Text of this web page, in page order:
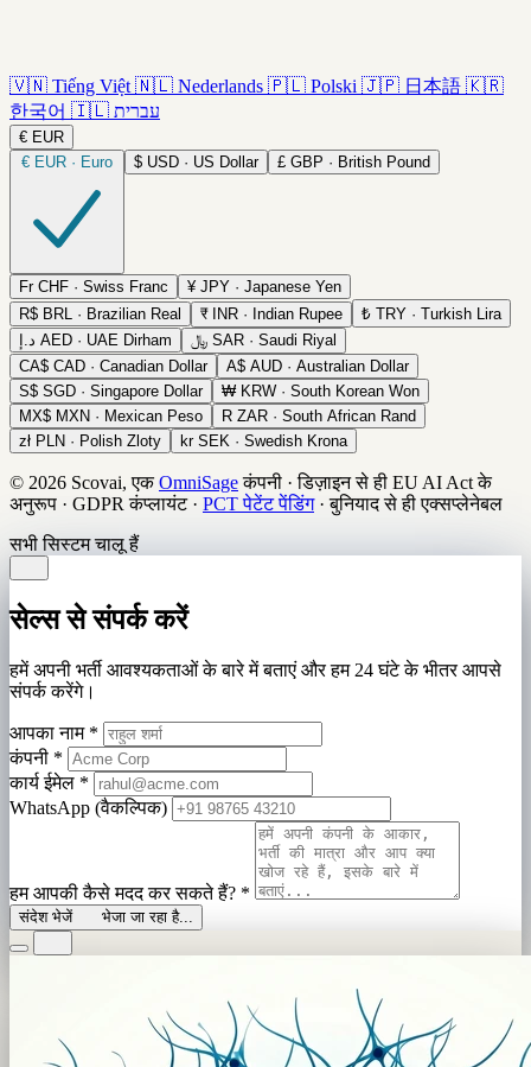
🇻🇳 Tiếng Việt 🇳🇱 Nederlands 🇵🇱 Polski 🇯🇵 日本語 🇰🇷
한국어 🇮🇱 עברית
€ EUR
€ EUR · Euro $ USD · US Dollar £ GBP · British Pound
Fr CHF · Swiss Franc ¥ JPY · Japanese Yen
R$ BRL · Brazilian Real ₹ INR · Indian Rupee ₺ TRY · Turkish Lira
د.إ AED · UAE Dirham ﷼ SAR · Saudi Riyal
CA$ CAD · Canadian Dollar A$ AUD · Australian Dollar
S$ SGD · Singapore Dollar ₩ KRW · South Korean Won
MX$ MXN · Mexican Peso R ZAR · South African Rand
zł PLN · Polish Zloty kr SEK · Swedish Krona
© 2026 Scovai, एकOmniSageकंपनी · डिज़ाइन से ही EU AI Act के
अनुरूप · GDPR कंप्लायंट · PCT पेटेंट पेंडिंग · बुनियाद से ही एक्सप्लेनेबल
सभी सिस्टम चालू हैं
सेल्स से संपर्क करें
हमें अपनी भर्ती आवश्यकताओं के बारे में बताएं और हम 24 घंटे के भीतर आपसे
संपर्क करेंगे।
आपका नाम *
कंपनी *
कार्य ईमेल *
WhatsApp (वैकल्पिक)
हम आपकी कैसे मदद कर सकते हैं? *
संदेश भेजें भेजा जा रहा है...